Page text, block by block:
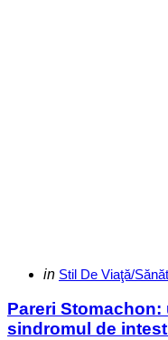
Categories
Posted
in Stil De Viaţă/
Pareri
sindromul de